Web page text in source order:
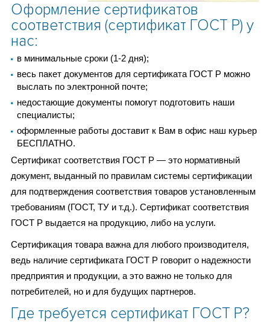
Оформление сертификатов
соответствия (сертификат ГОСТ Р) у
нас:
в минимальные сроки (1-2 дня);
весь пакет документов для сертификата ГОСТ Р можно
выслать по электронной почте;
недостающие документы помогут подготовить наши
специалисты;
оформленные работы доставит к Вам в офис наш курьер
БЕСПЛАТНО.
Сертификат соответствия ГОСТ Р — это нормативный
документ, выданный по правилам системы сертификации
для подтверждения соответствия товаров установленным
требованиям (ГОСТ, ТУ и т.д.). Сертификат соответствия
ГОСТ Р выдается на продукцию, либо на услуги.
Сертификация товара важна для любого производителя,
ведь наличие сертификата ГОСТ Р говорит о надежности
предприятия и продукции, а это важно не только для
потребителей, но и для будущих партнеров.
Где требуется сертификат ГОСТ Р?